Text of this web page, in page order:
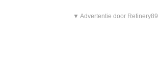
▼ Advertentie door Refinery89